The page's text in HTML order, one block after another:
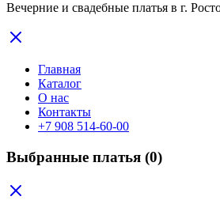
Вечерние и свадебные платья в г.
Главная
Каталог
О нас
Контакты
+7 908 514-60-00
Выбранные платья (0)